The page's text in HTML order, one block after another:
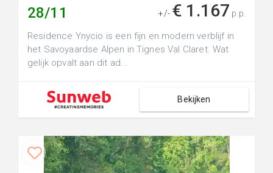
28/11 +/- € 1.167 p.p.
Residence Ynycio is een fijn en modern verblijf in
het Savoyaardse Alpen in Tignes Val Claret. Wat
gelijk opvalt aan dit ad...
Bekijken